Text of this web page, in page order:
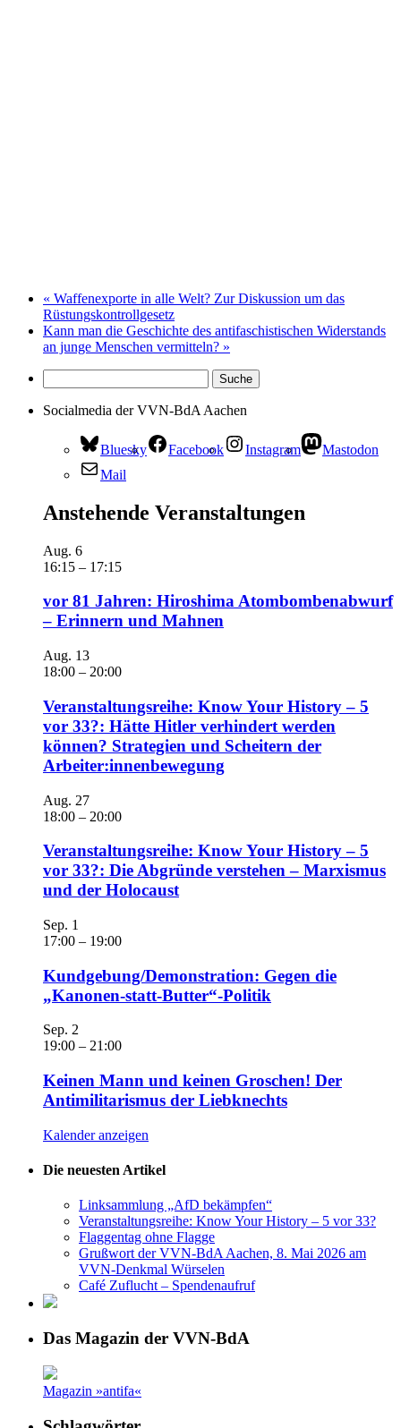
« Waffenexporte in alle Welt? Zur Diskussion um das
Rüstungskontrollgesetz
Kann man die Geschichte des antifaschistischen Widerstands
an junge Menschen vermitteln? »
Socialmedia der VVN-BdA Aachen
Bluesky Facebook Instagram
Mastodon
Mail
Anstehende Veranstaltungen
Aug. 6
16:15 – 17:15
vor 81 Jahren: Hiroshima Atombombenabwurf
– Erinnern und Mahnen
Aug. 13
18:00 – 20:00
Veranstaltungsreihe: Know Your History – 5
vor 33?: Hätte Hitler verhindert werden
können? Strategien und Scheitern der
Arbeiter:innenbewegung
Aug. 27
18:00 – 20:00
Veranstaltungsreihe: Know Your History – 5
vor 33?: Die Abgründe verstehen – Marxismus
und der Holocaust
Sep. 1
17:00 – 19:00
Kundgebung/Demonstration: Gegen die
„Kanonen-statt-Butter“-Politik
Sep. 2
19:00 – 21:00
Keinen Mann und keinen Groschen! Der
Antimilitarismus der Liebknechts
Kalender anzeigen
Die neuesten Artikel
Linksammlung „AfD bekämpfen“
Veranstaltungsreihe: Know Your History – 5 vor 33?
Flaggentag ohne Flagge
Grußwort der VVN-BdA Aachen, 8. Mai 2026 am
VVN-Denkmal Würselen
Café Zuflucht – Spendenaufruf
Das Magazin der VVN-BdA
Magazin »antifa«